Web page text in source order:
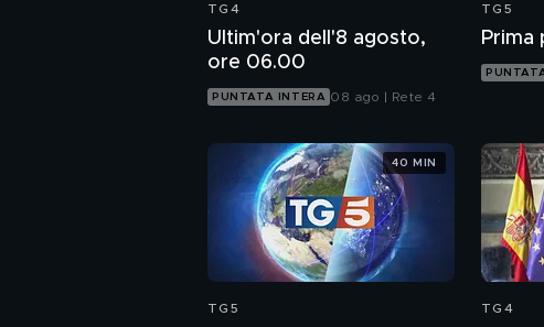
TG4
Ultim'ora dell'8 agosto,
ore 06.00
PUNTATA INTERA 08 ago | Rete 4
TG5
Prima
TG5
40 MIN
TG4